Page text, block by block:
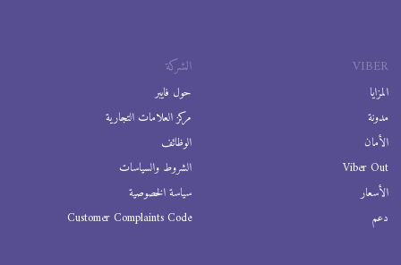
VIBER
المزايا
مدونة
الأمان
Viber Out
الأسعار
دعم
الشركة
حول فايبر
مركز العلامات التجارية
الوظائف
الشروط والسياسات
سياسة الخصوصية
Customer Complaints Code